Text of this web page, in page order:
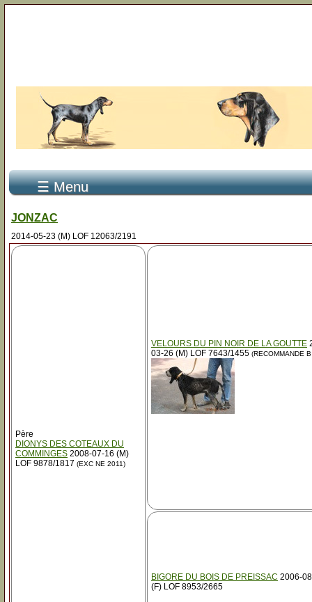
☰ Menu
JONZAC
2014-05-23 (M) LOF 12063/2191
Père
DIONYS DES COTEAUX DU
COMMINGES 2008-07-16 (M)
LOF 9878/1817 (EXC NE 2011)
VELOURS DU PIN NOIR DE LA GOUTTE
03-26 (M) LOF 7643/1455 (RECOMMANDE
BIGORE DU BOIS DE PREISSAC 2006-
(F) LOF 8953/2665